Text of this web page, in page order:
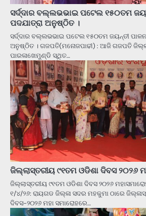
ସର୍ଦ୍ଦାର ବଲ୍ଲଭଭାଇ ପଟେଲ ୧୫୦ତମ
ପଦଯାତ୍ରା ଅନୁଷ୍ଠିତ ।
ସର୍ଦ୍ଦାର ବଲ୍ଲଭଭାଇ ପଟେଲ ୧୫୦ତମ ଜୟନ୍ତୀ ପାଳନ
ଅନୁଷ୍ଠିତ । ଗଜପତି(ମନୋଜପାଢୀ) : ଆଜି ଗଜପତି
ପାରଳାଖେମୁଣ୍ଡି ସ୍ଥିତ…
ଜିଲ୍ଲାସ୍ତରୀୟ ୯୧ତମ ଓଡିଶା ଦିବସ ୨୦୨୬
ଜିଲ୍ଲାସ୍ତରୀୟ ୯୧ତମ ଓଡିଶା ଦିବସ ୨୦୨୬
୧/୪/୨୬: ରାୟଗଡ ଜିଲ୍ଳା ସଦର ମହକୁମା ଠାରେ
ଦିବସ-୨୦୨୬ ମହା ସମାରୋହରେ…